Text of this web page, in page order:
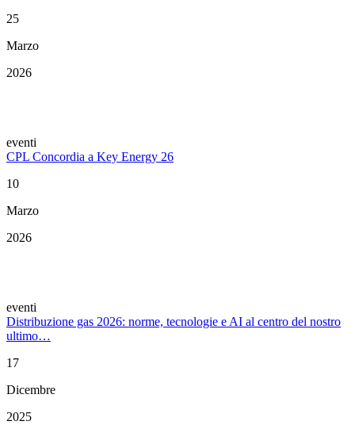
25
Marzo
2026
eventi
CPL Concordia a Key Energy 26
10
Marzo
2026
eventi
Distribuzione gas 2026: norme, tecnologie e AI al centro del nostro
ultimo…
17
Dicembre
2025